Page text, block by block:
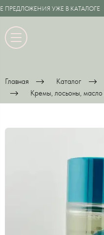
УЖЕ В КАТАЛОГЕ
Главная Каталог
Кремы, лосьоны, масло